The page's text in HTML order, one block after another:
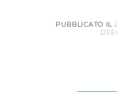
PUBBLICATO IL